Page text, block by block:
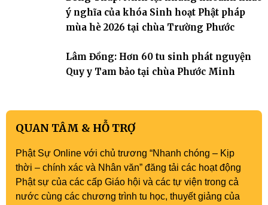
ý nghĩa của khóa Sinh hoạt Phật pháp
mùa hè 2026 tại chùa Trường Phước
Lâm Đồng: Hơn 60 tu sinh phát nguyện
Quy y Tam bảo tại chùa Phước Minh
QUAN TÂM & HỖ TRỢ
Phật Sự Online với chủ trương “Nhanh chóng – Kịp
thời – chính xác và Nhân văn” đăng tải các hoạt động
Phật sự của các cấp Giáo hội và các tự viện trong cả
nước cùng các chương trình tu học, thuyết giảng của